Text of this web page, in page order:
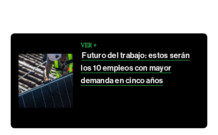
VER +
Futuro del trabajo: estos serán
los 10 empleos con mayor
demanda en cinco años